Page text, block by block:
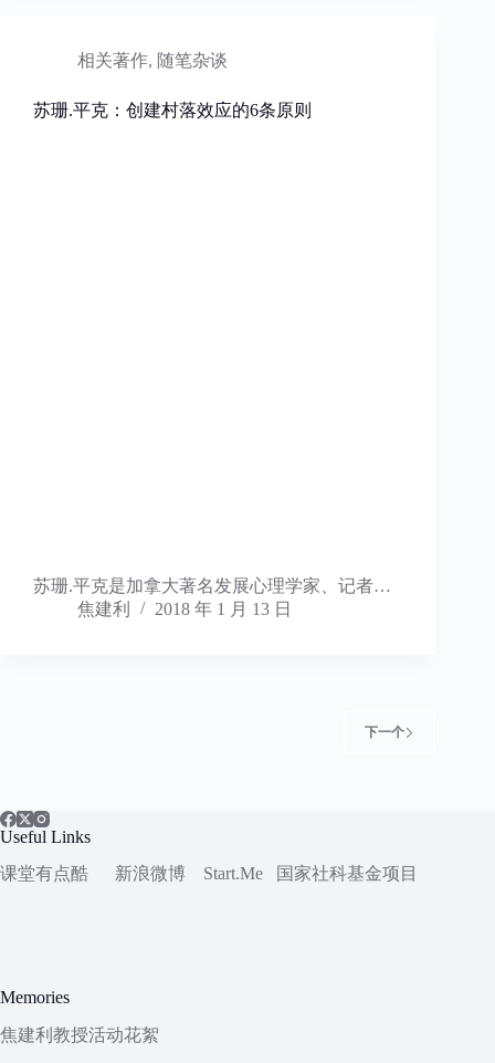
相关著作, 随笔杂谈
苏珊.平克：创建村落效应的6条原则
苏珊.平克是加拿大著名发展心理学家、记者…
焦建利
2018 年 1 月 13 日
下一个
Useful Links
课堂有点酷
新浪微博 Start.Me 国家社科基金项目
Memories
焦建利教授活动花絮